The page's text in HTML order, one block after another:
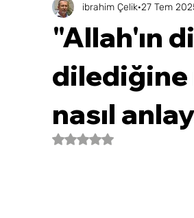
"Allah'ın
dilediğine
nasıl
ibrahim Çelik 27 Tem
5 üzerinden NaN yıldız